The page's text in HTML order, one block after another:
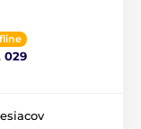
029